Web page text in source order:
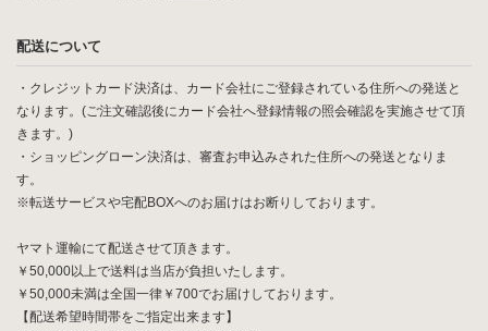
配送について
・クレジットカード決済は、カード会社にご登録されている住所への発送と
なります。(ご注文確認後にカード会社へ登録情報の照会確認を実施させて頂
きます。)
・ショッピングローン決済は、審査お申込みされた住所への発送となりま
す。
※転送サービスや宅配BOXへのお届けはお断りしております。
ヤマト運輸にて配送させて頂きます。
￥50,000以上で送料は当店が負担いたします。
￥50,000未満は全国一律￥700でお届けしております。
【配送希望時間帯をご指定出来ます】